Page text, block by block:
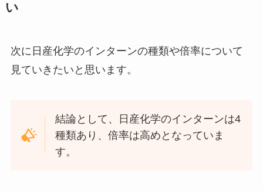
い
次に日産化学のインターンの種類や倍率について
見ていきたいと思います。
結論として、日産化学のインターンは4
種類あり、倍率は高めとなっていま
す。